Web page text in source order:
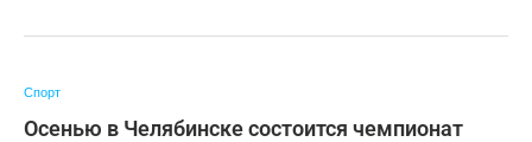
Спорт
Осенью в Челябинске состоится чемпионат